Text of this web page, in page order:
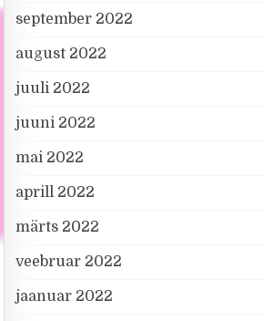
september 2022
august 2022
juuli 2022
juuni 2022
mai 2022
aprill 2022
märts 2022
veebruar 2022
jaanuar 2022